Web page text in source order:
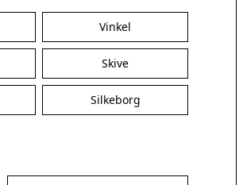
Vinkel
Skive
Silkeborg